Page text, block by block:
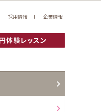
採用情報 企業情報